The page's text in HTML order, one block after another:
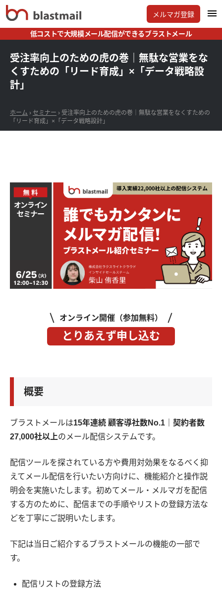
メルマガ登録
低コストで大規模メール配信ができるブラストメール
受注率向上のための虎の巻｜無駄な営業をな
くすための「リード育成」×「データ戦略設
計」
ホーム › セミナー › 受注率向上のための虎の巻｜無駄な営業をなくすための
「リード育成」×「データ戦略設計」
オンライン開催（参加無料）
とりあえず申し込む
概要
ブラストメールは15年連続 顧客導社数No.1｜契約者数
27,000社以上のメール配信システムです。
配信ツールを探されている方や費用対効果をなるべく抑
えてメール配信を行いたい方向けに、機能紹介と操作説
明会を実施いたします。初めてメール・メルマガを配信
する方のために、配信までの手順やリストの登録方法な
どを丁寧にご説明いたします。
下記は当日ご紹介するブラストメールの機能の一部で
す。
配信リストの登録方法